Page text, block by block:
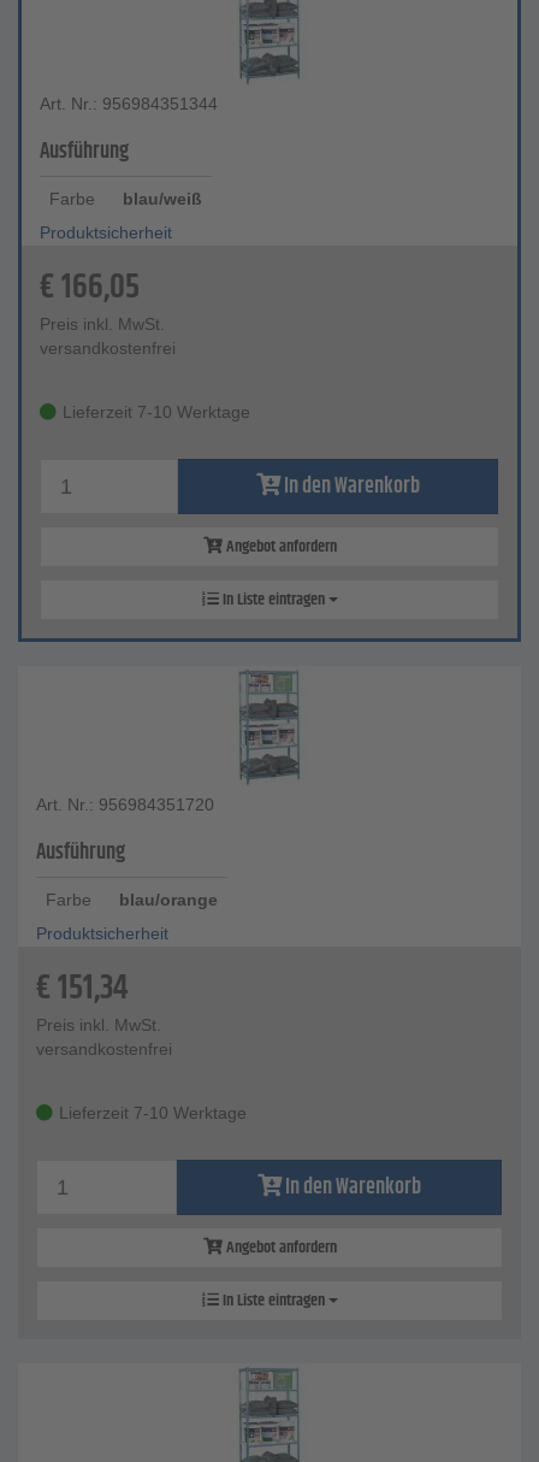
Art. Nr.: 956984351344
Ausführung
Farbe
blau/weiß
Produktsicherheit
€166,05
Preis inkl. MwSt.
versandkostenfrei
Lieferzeit 7-10 Werktage
In den Warenkorb
Angebot anfordern
In Liste eintragen
Art. Nr.: 956984351720
Ausführung
Farbe
blau/orange
Produktsicherheit
€151,34
Preis inkl. MwSt.
versandkostenfrei
Lieferzeit 7-10 Werktage
In den Warenkorb
Angebot anfordern
In Liste eintragen